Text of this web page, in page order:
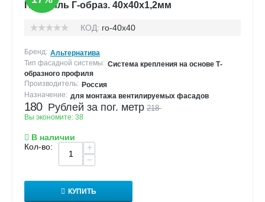
Профиль Г-образ. 40х40х1,2мм
КОД: го-40х40
Бренд: Альтернатива
Тип фасадной системы: Система крепления на основе Т-
образного профиля
Производитель: Россия
Назначение: для монтажа вентилируемых фасадов
180 Рублей за пог. метр 218
Вы экономите: 38
В наличии
Кол-во:
+
−
КУПИТЬ